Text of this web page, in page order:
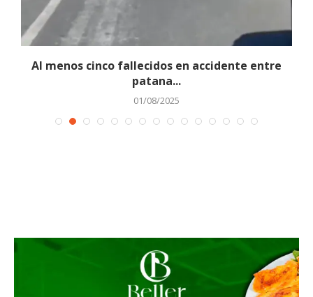
Al menos cinco fallecidos en accidente entre
patana...
01/08/2025